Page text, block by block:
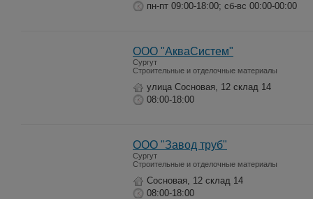
пн-пт 09:00-18:00; сб-вс 00:00-00:00
ООО "АкваСистем"
Сургут
Строительные и отделочные материалы
улица Сосновая, 12 склад 14
08:00-18:00
ООО "Завод труб"
Сургут
Строительные и отделочные материалы
Сосновая, 12 склад 14
08:00-18:00